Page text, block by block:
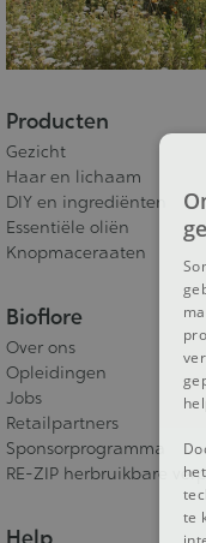
Producten
Gezicht
Haar en lichaam
DIY en ingrediënten
Essentiële oliën
Knopmaceraaten
Bioflore
Over ons
Opleidingen
Jobs
Retailpartners
Sponsorprogramma
RE-ZIP herbruikbare
te